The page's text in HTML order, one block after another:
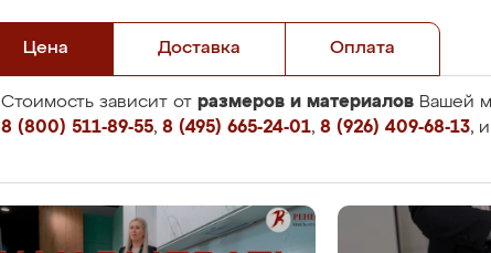
Цена Доставка Оплата
Стоимость зависит от размеров и материалов Вашей
8 (800) 511-89-55, 8 (495) 665-24-01, 8 (926) 409-68-13,